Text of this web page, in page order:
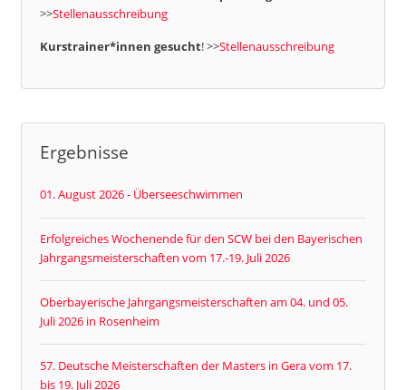
>>Stellenausschreibung
Kurstrainer*innen gesucht! >>Stellenausschreibung
Ergebnisse
01. August 2026 - Überseeschwimmen
Erfolgreiches Wochenende für den SCW bei den Bayerischen
Jahrgangsmeisterschaften vom 17.-19. Juli 2026
Oberbayerische Jahrgangsmeisterschaften am 04. und 05.
Juli 2026 in Rosenheim
57. Deutsche Meisterschaften der Masters in Gera vom 17.
bis 19. Juli 2026